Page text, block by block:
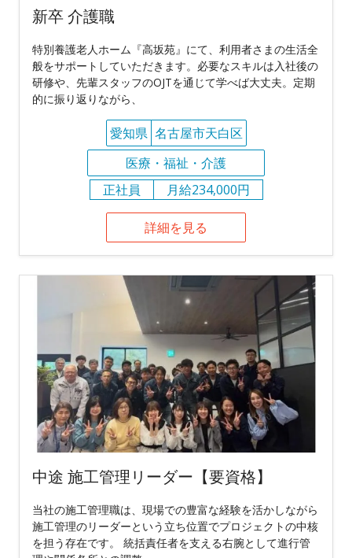
新卒 介護職
特別養護⽼⼈ホーム『⾼坂苑』にて、利⽤者さまの⽣活全
般をサポートしていただきます。必要なスキルは⼊社後の
研修や、先輩スタッフのOJTを通じて学べば⼤丈夫。定期
的に振り返りながら、
愛知県 名古屋市天白区
医療・福祉・介護
正社員
月給234,000円
詳細を見る
中途 施工管理リーダー【要資格】
当社の施工管理職は、現場での豊富な経験を活かしながら
施工管理のリーダーという立ち位置でプロジェクトの中核
を担う存在です。 統括責任者を支える右腕として進行管